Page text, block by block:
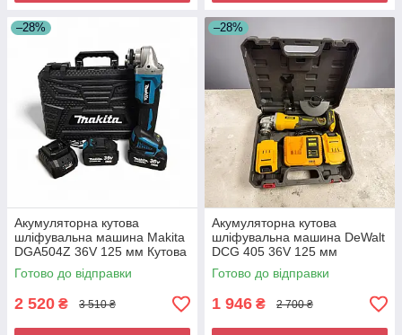
–28%
Акумуляторна кутова
шліфувальна машина Makita
DGA504Z 36V 125 мм Кутова
шліфувальна машина
Акумуляторна турбінка
Готово до відправки
2 520 ₴ 3 510 ₴
–28%
Акумуляторна кутова
шліфувальна машина DeWalt
DCG 405 36V 125 мм
Безщіткова КШМ Девальт
Кутова шліфмашина
Готово до відправки
1 946 ₴ 2 700 ₴